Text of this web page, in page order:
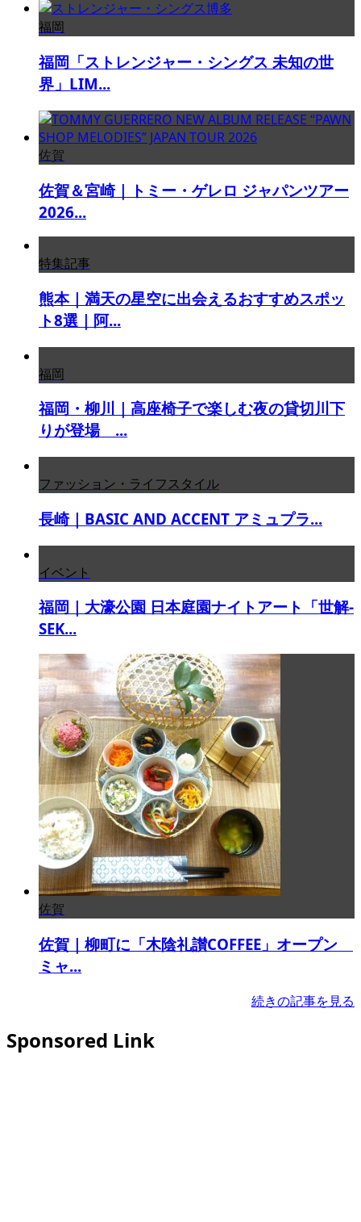
福岡
福岡「ストレンジャー・シングス 未知の世
界」LIM...
佐賀
佐賀＆宮崎｜トミー・ゲレロ ジャパンツアー
2026...
特集記事
熊本｜満天の星空に出会えるおすすめスポッ
ト8選｜阿...
福岡
福岡・柳川｜高座椅子で楽しむ夜の貸切川下
りが登場 ...
ファッション・ライフスタイル
長崎｜BASIC AND ACCENT アミュプラ...
イベント
福岡｜大濠公園 日本庭園ナイトアート「世解-
SEK...
佐賀
佐賀｜柳町に「木陰礼讃COFFEE」オープン
ミャ...
続きの記事を見る
Sponsored Link